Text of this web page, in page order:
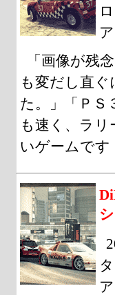
「画像が残
も変だし直
た。」「ＰＳ
も速く、ラ
いゲームです